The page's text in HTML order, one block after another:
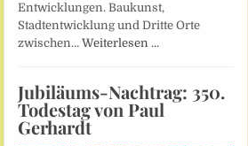
Entwicklungen. Baukunst,
Stadtentwicklung und Dritte Orte
zwischen… Weiterlesen …
Jubiläums-Nachtrag: 350.
Todestag von Paul
Gerhardt